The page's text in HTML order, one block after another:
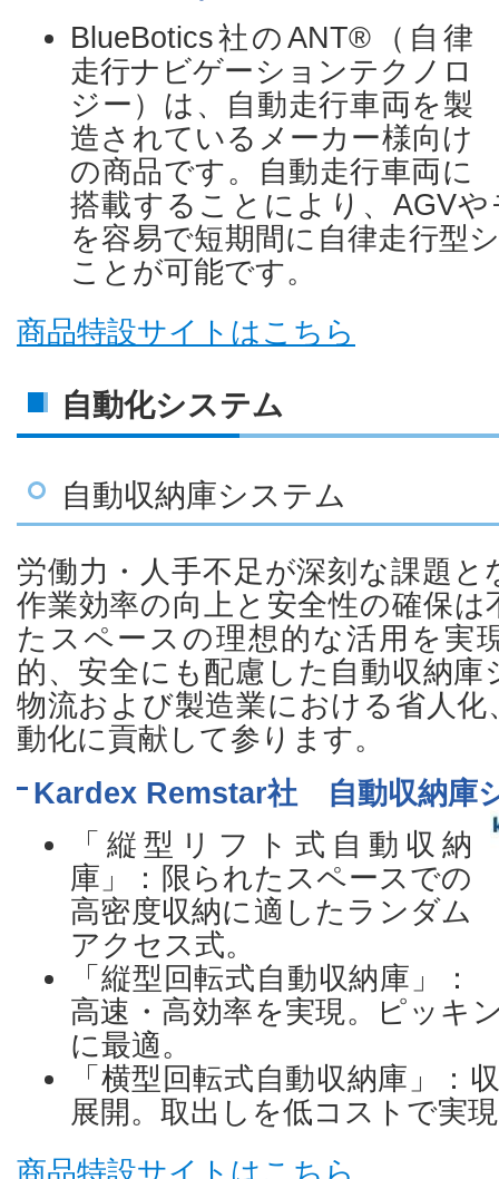
BlueBotics社のANT®（自律
走行ナビゲーションテクノロ
ジー）は、自動走行車両を製
造されているメーカー様向け
の商品です。自動走行車両に
搭載することにより、AGV
を容易で短期間に自律走行型
ことが可能です。
商品特設サイトはこちら
自動化システム
自動収納庫システム
労働力・人手不足が深刻な課題
作業効率の向上と安全性の確保
たスペースの理想的な活用を実
的、安全にも配慮した自動収納
物流および製造業における省人
動化に貢献して参ります。
Kardex Remstar社 自動収納庫
「縦型リフト式自動収納
庫」：限られたスペースでの
高密度収納に適したランダム
アクセス式。
「縦型回転式自動収納庫」：
高速・高効率を実現。ピッキ
に最適。
「横型回転式自動収納庫」：
展開。取出しを低コストで実